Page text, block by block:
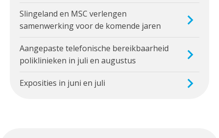
Slingeland en MSC verlengen
samenwerking voor de komende jaren
Aangepaste telefonische bereikbaarheid
poliklinieken in juli en augustus
Exposities in juni en juli